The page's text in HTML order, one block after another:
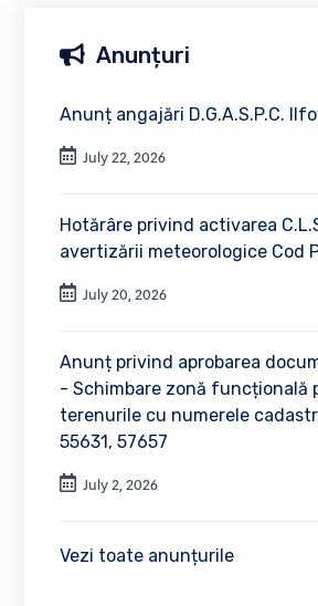
Anunțuri
Anunț angajări D.G.A.S.P.C.
July 22, 2026
Hotărâre privind activarea
avertizării meteorologice Cod
July 20, 2026
Anunț privind aprobarea
- Schimbare zonă funcțională
terenurile cu numerele
55631, 57657
July 2, 2026
Vezi toate anunțurile